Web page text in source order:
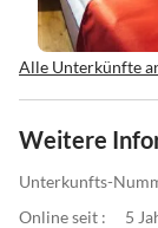
Alle Unterkünfte
Weitere
Unterkunfts-
Online seit :
5